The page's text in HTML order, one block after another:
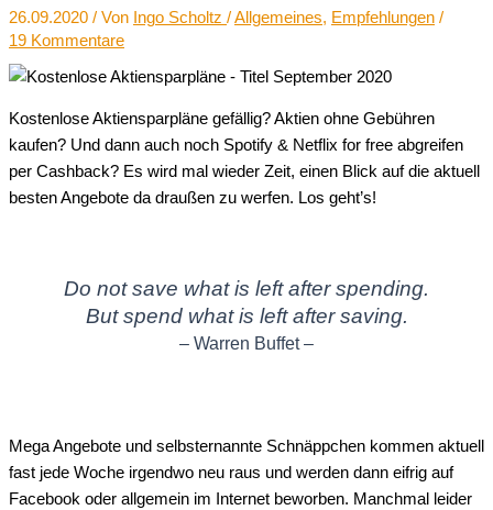
26.09.2020 / Von Ingo Scholtz /Allgemeines, Empfehlungen /
19 Kommentare
Kostenlose Aktiensparpläne gefällig? Aktien ohne Gebühren
kaufen? Und dann auch noch Spotify & Netflix for free abgreifen
per Cashback? Es wird mal wieder Zeit, einen Blick auf die aktuell
besten Angebote da draußen zu werfen. Los geht’s!
Do not save what is left after spending.
But spend what is left after saving.
– Warren Buffet –
Mega Angebote und selbsternannte Schnäppchen kommen aktuell
fast jede Woche irgendwo neu raus und werden dann eifrig auf
Facebook oder allgemein im Internet beworben. Manchmal leider